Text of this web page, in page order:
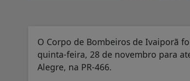
O Corpo de Bombeiros de Ivaiporã
quinta-feira, 28 de novembro para
Alegre, na PR-466.